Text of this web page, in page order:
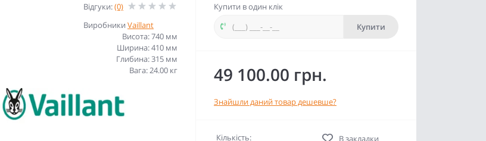
Відгуки:(0)
Виробники Vaillant
Висота: 740 мм
Ширина: 410 мм
Глибина: 315 мм
Вага: 24.00 кг
Купити в один клік
Купити
49 100.00 грн.
Знайшли даний товар дешевше?
Кількість:
В закладки